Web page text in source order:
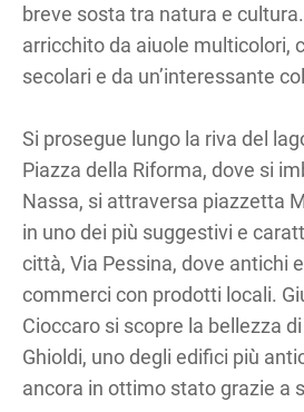
breve sosta tra natura e
arricchito da aiuole multicolori,
secolari e da un’interessante
Si prosegue lungo la riva del
Piazza della Riforma, dove si
Nassa, si attraversa piazzetta
in uno dei più suggestivi e
città, Via Pessina, dove antichi
commerci con prodotti locali.
Cioccaro si scopre la bellezza
Ghioldi, uno degli edifici più
ancora in ottimo stato grazie a